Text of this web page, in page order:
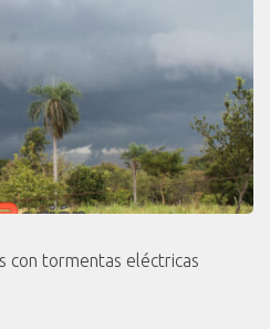
con tormentas eléctricas